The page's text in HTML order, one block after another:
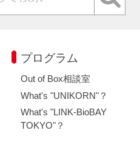
プログラム
Out of Box相談室
What's "UNIKORN"？
What's "LINK-BioBAY
TOKYO"？